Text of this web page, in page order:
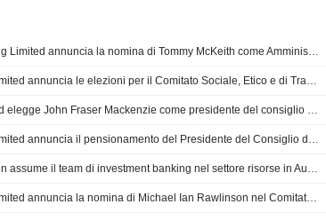
Perseus Mining Limited annuncia la nomina di Tommy McKeith come Amministratore non esecutivo indipendente, a partire dal 23 luglio 2026
Gold Fields Limited annuncia le elezioni per il Comitato Sociale, Etico e di Trasformazione
Gold Fields Ltd elegge John Fraser Mackenzie come presidente del consiglio di amministrazione
Gold Fields Limited annuncia il pensionamento del Presidente del Consiglio di Amministrazione e l'elezione del nuovo Presidente, con effetto dal 25 maggio 2026
MOVES-Jarden assume il team di investment banking nel settore risorse in Australia da Gresham
Gold Fields Limited annuncia la nomina di Michael Ian Rawlinson nel Comitato Tecnico a partire dal 1° dicembre 2025